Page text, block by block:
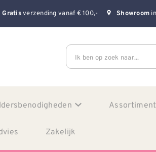
Gratisverzending vanaf € 100,- Showroom
Ik ben op zoek naar...
Assortiment
Zakelijk